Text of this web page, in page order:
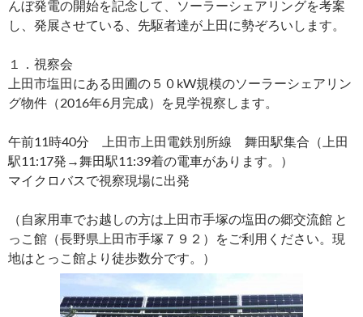
んぼ発電の開始を記念して、ソーラーシェアリングを考案
し、発展させている、先駆者達が上田に勢ぞろいします。
１．視察会
上田市塩田にある田圃の５０kW規模のソーラーシェアリン
グ物件（2016年6月完成）を見学視察します。
午前11時40分 上田市上田電鉄別所線 舞田駅集合（上田
駅11:17発→舞田駅11:39着の電車があります。）
マイクロバスで視察現場に出発
（自家用車でお越しの方は上田市手塚の塩田の郷交流館 と
っこ館（長野県上田市手塚７９２）をご利用ください。現
地はとっこ館より徒歩数分です。）